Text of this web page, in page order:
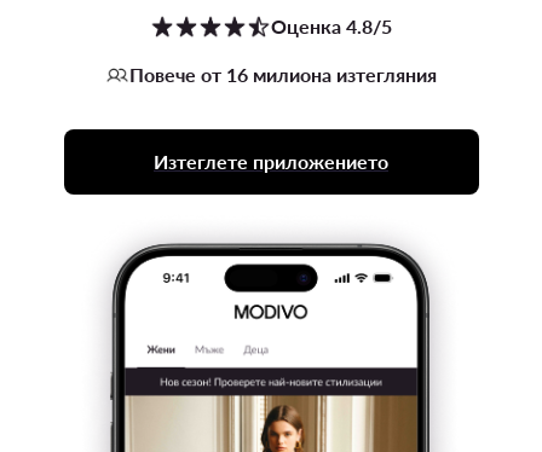
Оценка 4.8/5
Повече от 16 милиона изтегляния
Изтеглете приложението